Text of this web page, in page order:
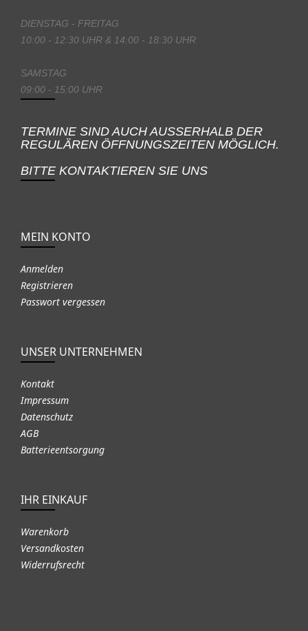
DIENSTAG - FREITAG
10:00 - 12:30 UHR & 14:00 - 18:30 UHR
SAMSTAG
09:00 - 15:00 UHR
TERMINE SIND AUCH AUSSERHALB DER
REGULÄREN ÖFFNUNGSZEITEN MÖGLICH.
BITTE KONTAKTIEREN SIE UNS
MEIN KONTO
Anmelden
Registrieren
Passwort vergessen
UNSER UNTERNEHMEN
Kontakt
Impressum
Datenschutz
AGB
Batterieentsorgung
IHR EINKAUF
Warenkorb
Versandkosten
Widerrufsrecht